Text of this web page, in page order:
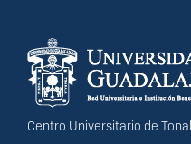
Información del
portal
Centro Universitario de